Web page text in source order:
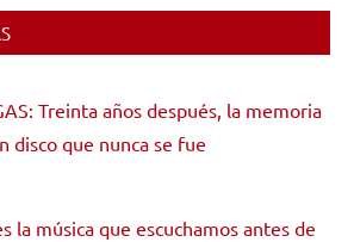
Treinta años después, la memoria
disco que nunca se fue
la música que escuchamos antes de